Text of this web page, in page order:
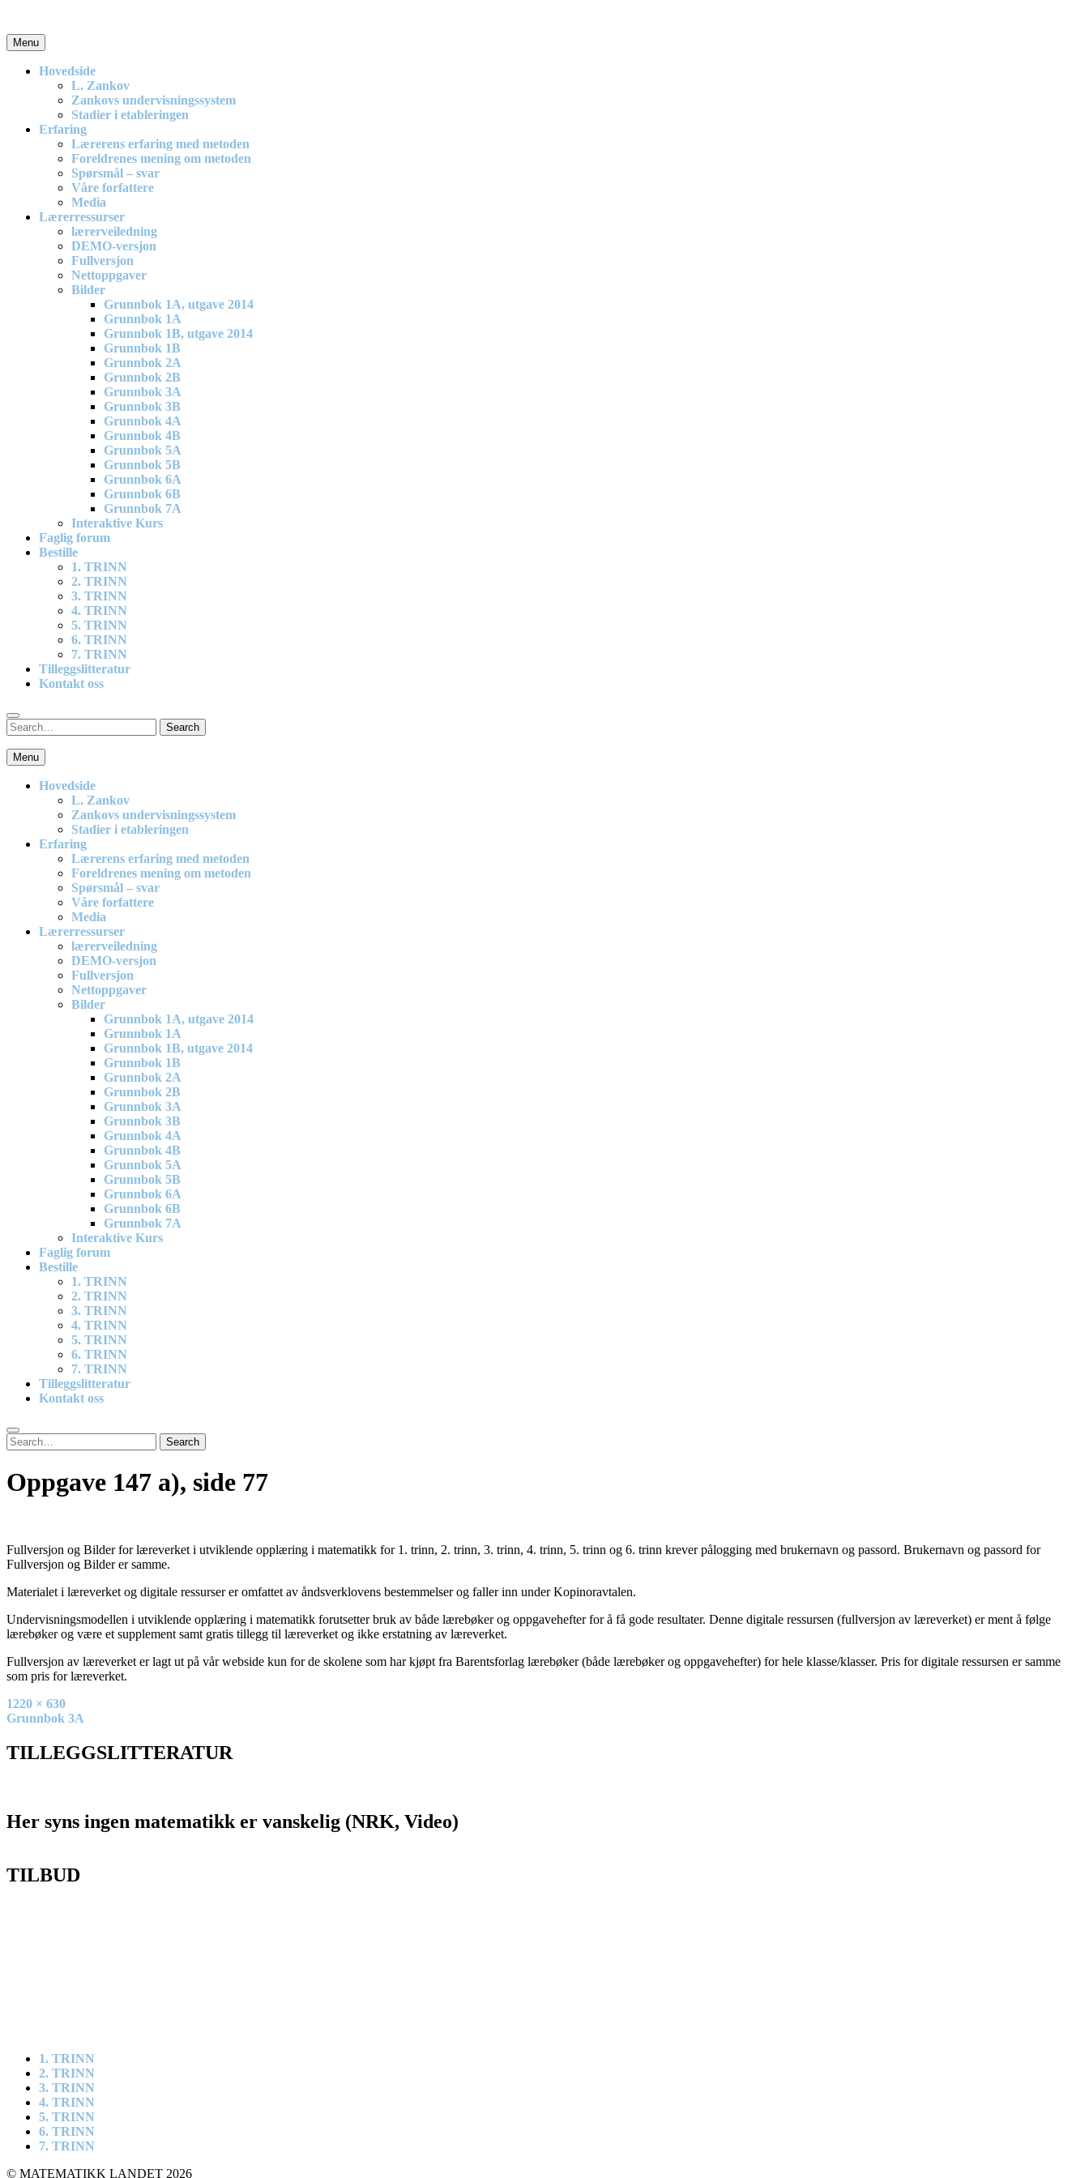
content
En effektiv og spennende modell for matematikkundervisning i barneskolen
Menu
Hovedside
L. Zankov
Zankovs undervisningssystem
Stadier i etableringen
Erfaring
Lærerens erfaring med metoden
Foreldrenes mening om metoden
Spørsmål – svar
Våre forfattere
Media
Lærerressurser
lærerveiledning
DEMO-versjon
Fullversjon
Nettoppgaver
Bilder
Grunnbok 1A, utgave 2014
Grunnbok 1A
Grunnbok 1B, utgave 2014
Grunnbok 1B
Grunnbok 2A
Grunnbok 2B
Grunnbok 3A
Grunnbok 3B
Grunnbok 4A
Grunnbok 4B
Grunnbok 5A
Grunnbok 5B
Grunnbok 6A
Grunnbok 6B
Grunnbok 7A
Interaktive Kurs
Faglig forum
Bestille
1. TRINN
2. TRINN
3. TRINN
4. TRINN
5. TRINN
6. TRINN
7. TRINN
Tilleggslitteratur
Kontakt oss
Search
for:
Search
En effektiv og spennende modell for matematikkundervisning i barneskolen
Menu
Hovedside
L. Zankov
Zankovs undervisningssystem
Stadier i etableringen
Erfaring
Lærerens erfaring med metoden
Foreldrenes mening om metoden
Spørsmål – svar
Våre forfattere
Media
Lærerressurser
lærerveiledning
DEMO-versjon
Fullversjon
Nettoppgaver
Bilder
Grunnbok 1A, utgave 2014
Grunnbok 1A
Grunnbok 1B, utgave 2014
Grunnbok 1B
Grunnbok 2A
Grunnbok 2B
Grunnbok 3A
Grunnbok 3B
Grunnbok 4A
Grunnbok 4B
Grunnbok 5A
Grunnbok 5B
Grunnbok 6A
Grunnbok 6B
Grunnbok 7A
Interaktive Kurs
Faglig forum
Bestille
1. TRINN
2. TRINN
3. TRINN
4. TRINN
5. TRINN
6. TRINN
7. TRINN
Tilleggslitteratur
Kontakt oss
Search
for:
Search
Oppgave 147 a), side 77
Fullversjon og Bilder for læreverket i utviklende opplæring i matematikk for 1. trinn, 2. trinn, 3. trinn, 4. trinn, 5. trinn og 6. trinn krever pålogging med brukernavn og passord. Brukernavn og passord for
Fullversjon og Bilder er samme.
Materialet i læreverket og digitale ressurser er omfattet av åndsverklovens bestemmelser og faller inn under Kopinoravtalen.
Undervisningsmodellen i utviklende opplæring i matematikk forutsetter bruk av både lærebøker og oppgavehefter for å få gode resultater. Denne digitale ressursen (fullversjon av læreverket) er ment å følge
lærebøker og være et supplement samt gratis tillegg til læreverket og ikke erstatning av læreverket.
Fullversjon av læreverket er lagt ut på vår webside kun for de skolene som har kjøpt fra Barentsforlag lærebøker (både lærebøker og oppgavehefter) for hele klasse/klasser. Pris for digitale ressursen er samme
som pris for læreverket.
Full
size
1220 × 630
Innleggsnavigasjon
Grunnbok 3A
TILLEGGSLITTERATUR
Her syns ingen matematikk er vanskelig (NRK, Video)
TILBUD
1. TRINN
2. TRINN
3. TRINN
4. TRINN
5. TRINN
6. TRINN
7. TRINN
© MATEMATIKK LANDET 2026